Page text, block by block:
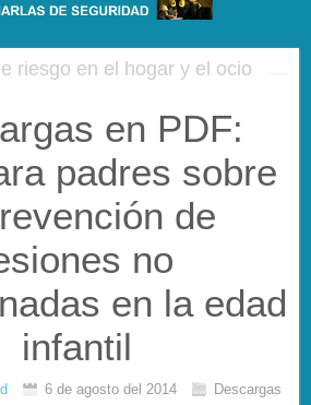
riesgo en el hogar y el ocio
en PDF:
padres sobre
de
no
en la edad
infantil
6 de agosto del 2014
Descargas